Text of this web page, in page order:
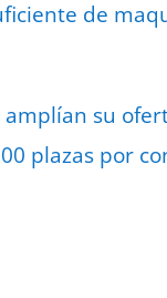
de
su
plazas por